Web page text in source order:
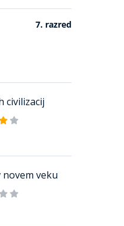
7. razred
civilizacij
veku